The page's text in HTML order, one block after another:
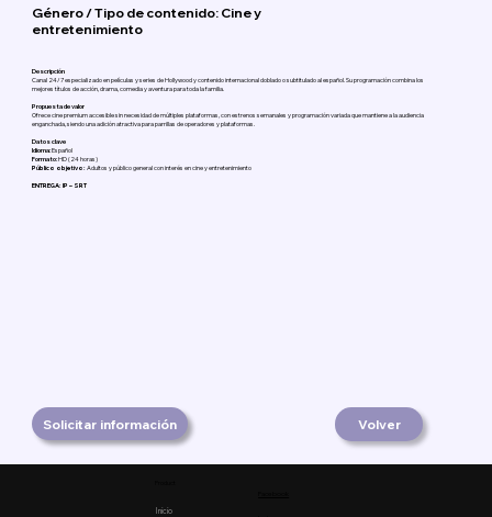
Género / Tipo de contenido: Cine y
entretenimiento
Descripción
Canal 24/7 especializado en películas y series de Hollywood y contenido internacional doblado o subtitulado al español. Su programación combina los
mejores títulos de acción, drama, comedia y aventura para toda la familia.
Propuesta de valor
Ofrece cine premium accesible sin necesidad de múltiples plataformas, con estrenos semanales y programación variada que mantiene a la audiencia
enganchada, siendo una adición atractiva para parrillas de operadores y plataformas.
Datos clave
Idioma:Español
Formato:HD (24 horas)
Público objetivo: Adultos y público general con interés en cine y entretenimiento
ENTREGA: IP – SRT
Solicitar información Volver
Inicio